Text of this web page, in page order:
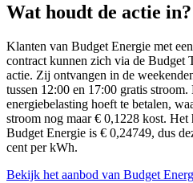
Wat houdt de actie in?
Klanten van Budget Energie met een
contract kunnen zich via de Budget
actie. Zij ontvangen in de
tussen 12:00 en 17:00 gratis
energiebelasting hoeft te betalen,
stroom nog maar € 0,1228 kost.
Budget Energie is € 0,24749, dus
cent per kWh.
Bekijk het aanbod van Budget